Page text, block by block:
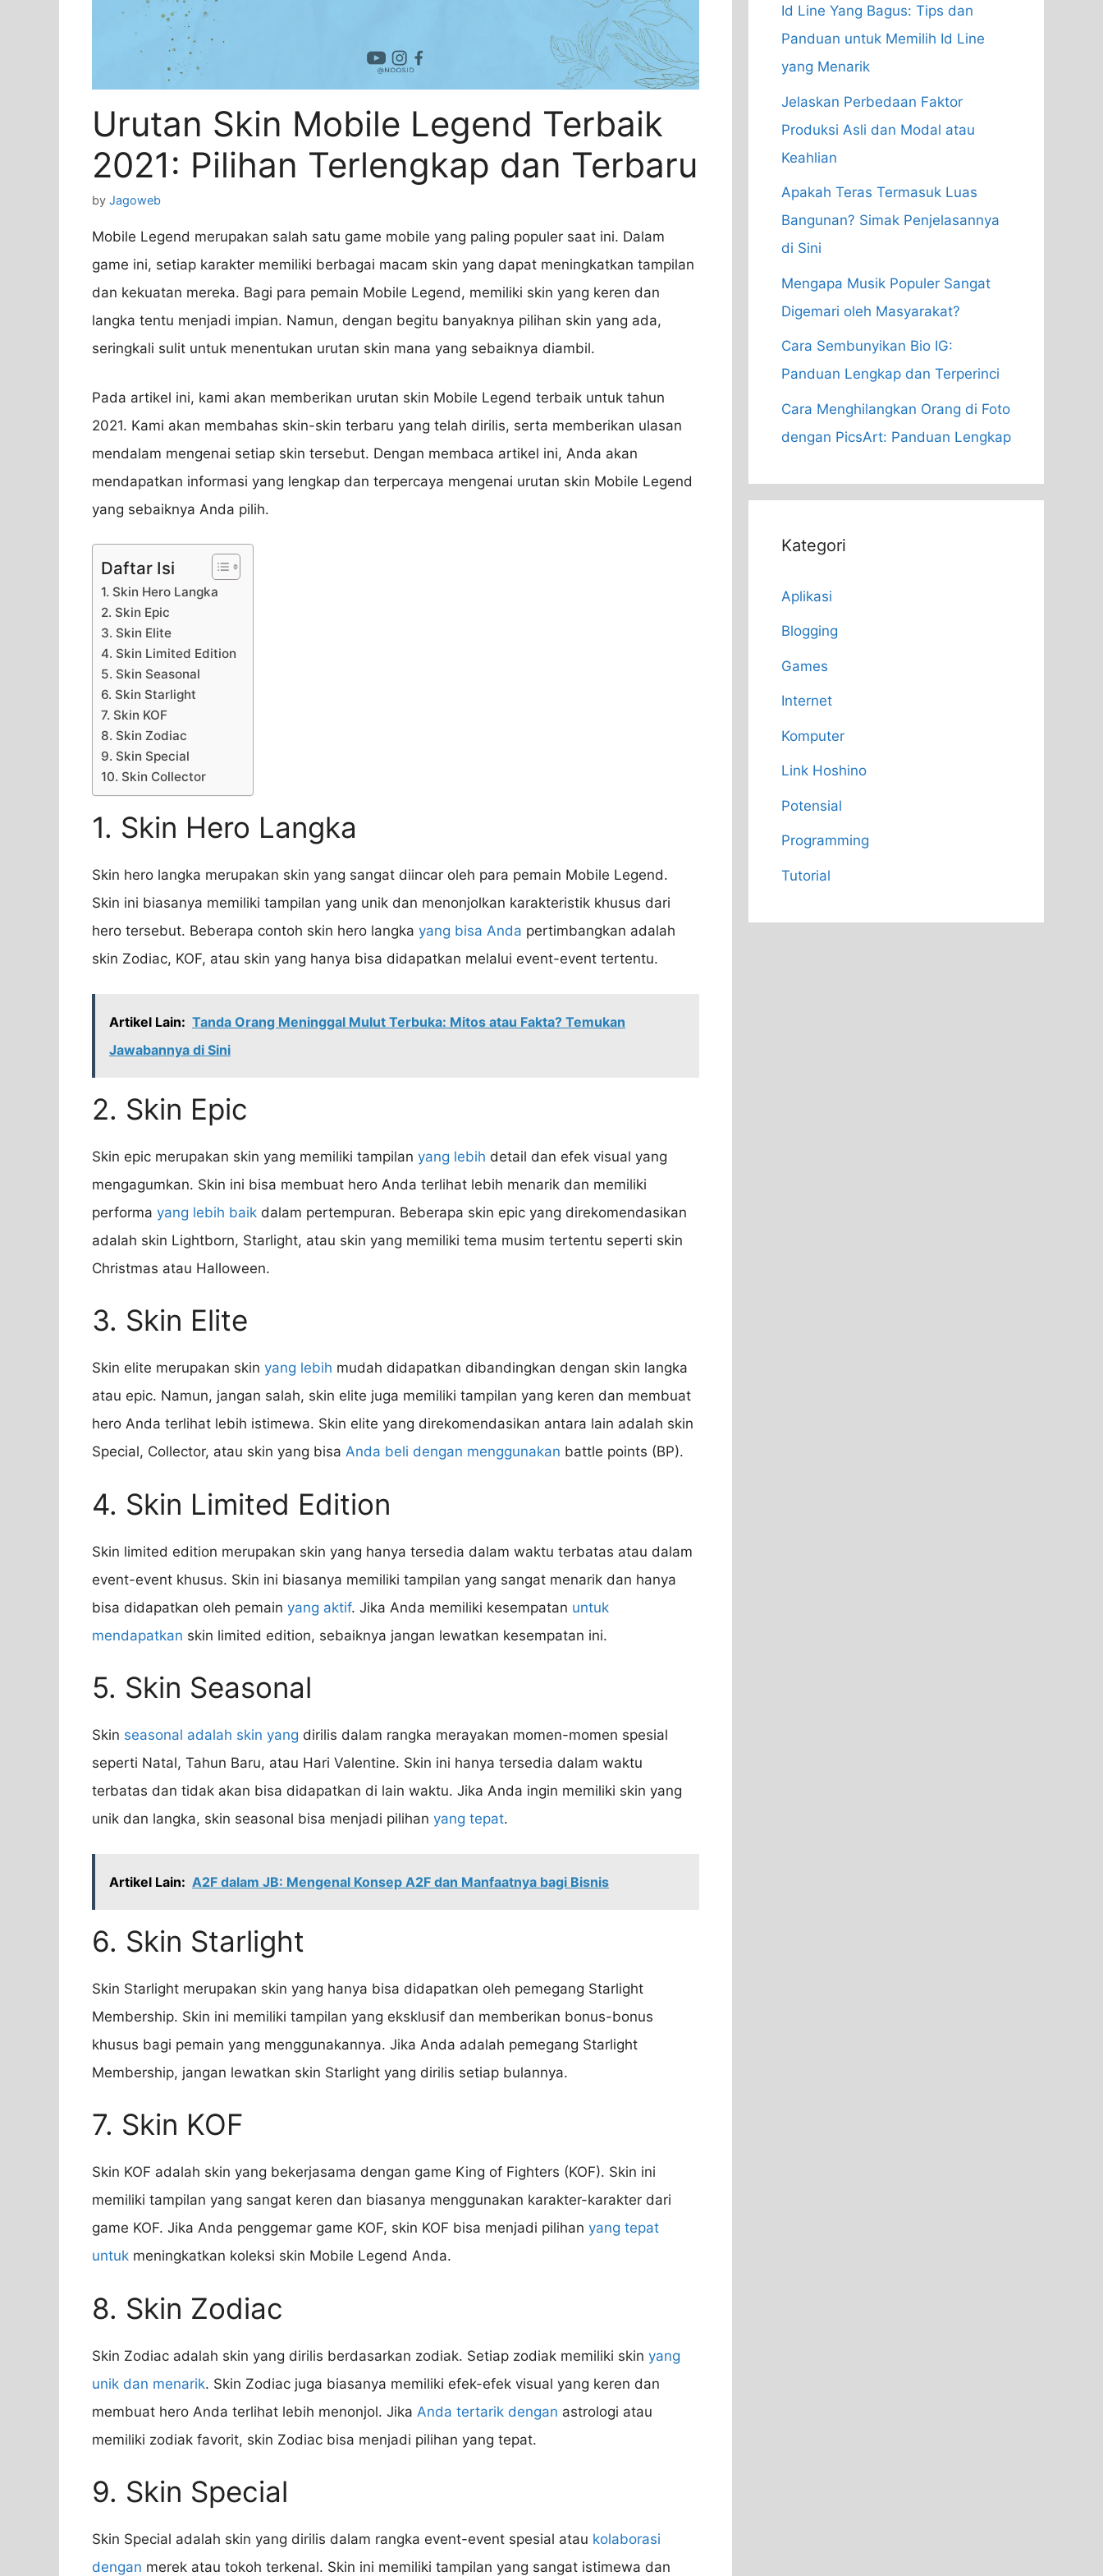
Urutan Skin Mobile Legend Terbaik
2021: Pilihan Terlengkap dan Terbaru
by Jagoweb
Mobile Legend merupakan salah satu game mobile yang paling populer saat ini. Dalam
game ini, setiap karakter memiliki berbagai macam skin yang dapat meningkatkan tampilan
dan kekuatan mereka. Bagi para pemain Mobile Legend, memiliki skin yang keren dan
langka tentu menjadi impian. Namun, dengan begitu banyaknya pilihan skin yang ada,
seringkali sulit untuk menentukan urutan skin mana yang sebaiknya diambil.
Pada artikel ini, kami akan memberikan urutan skin Mobile Legend terbaik untuk tahun
2021. Kami akan membahas skin-skin terbaru yang telah dirilis, serta memberikan ulasan
mendalam mengenai setiap skin tersebut. Dengan membaca artikel ini, Anda akan
mendapatkan informasi yang lengkap dan terpercaya mengenai urutan skin Mobile Legend
yang sebaiknya Anda pilih.
Daftar Isi
1. Skin Hero Langka
2. Skin Epic
3. Skin Elite
4. Skin Limited Edition
5. Skin Seasonal
6. Skin Starlight
7. Skin KOF
8. Skin Zodiac
9. Skin Special
10. Skin Collector
1. Skin Hero Langka
Skin hero langka merupakan skin yang sangat diincar oleh para pemain Mobile Legend.
Skin ini biasanya memiliki tampilan yang unik dan menonjolkan karakteristik khusus dari
hero tersebut. Beberapa contoh skin hero langka yang bisa Anda pertimbangkan adalah
skin Zodiac, KOF, atau skin yang hanya bisa didapatkan melalui event-event tertentu.
Artikel Lain: Tanda Orang Meninggal Mulut Terbuka: Mitos atau Fakta? Temukan
Jawabannya di Sini
2. Skin Epic
Skin epic merupakan skin yang memiliki tampilan yang lebih detail dan efek visual yang
mengagumkan. Skin ini bisa membuat hero Anda terlihat lebih menarik dan memiliki
performa yang lebih baik dalam pertempuran. Beberapa skin epic yang direkomendasikan
adalah skin Lightborn, Starlight, atau skin yang memiliki tema musim tertentu seperti skin
Christmas atau Halloween.
3. Skin Elite
Skin elite merupakan skin yang lebih mudah didapatkan dibandingkan dengan skin langka
atau epic. Namun, jangan salah, skin elite juga memiliki tampilan yang keren dan membuat
hero Anda terlihat lebih istimewa. Skin elite yang direkomendasikan antara lain adalah skin
Special, Collector, atau skin yang bisa Anda beli dengan menggunakan battle points (BP).
4. Skin Limited Edition
Skin limited edition merupakan skin yang hanya tersedia dalam waktu terbatas atau dalam
event-event khusus. Skin ini biasanya memiliki tampilan yang sangat menarik dan hanya
bisa didapatkan oleh pemain yang aktif. Jika Anda memiliki kesempatan untuk
mendapatkan skin limited edition, sebaiknya jangan lewatkan kesempatan ini.
5. Skin Seasonal
Skin seasonal adalah skin yang dirilis dalam rangka merayakan momen-momen spesial
seperti Natal, Tahun Baru, atau Hari Valentine. Skin ini hanya tersedia dalam waktu
terbatas dan tidak akan bisa didapatkan di lain waktu. Jika Anda ingin memiliki skin yang
unik dan langka, skin seasonal bisa menjadi pilihan yang tepat.
Artikel Lain: A2F dalam JB: Mengenal Konsep A2F dan Manfaatnya bagi Bisnis
6. Skin Starlight
Skin Starlight merupakan skin yang hanya bisa didapatkan oleh pemegang Starlight
Membership. Skin ini memiliki tampilan yang eksklusif dan memberikan bonus-bonus
khusus bagi pemain yang menggunakannya. Jika Anda adalah pemegang Starlight
Membership, jangan lewatkan skin Starlight yang dirilis setiap bulannya.
7. Skin KOF
Skin KOF adalah skin yang bekerjasama dengan game King of Fighters (KOF). Skin ini
memiliki tampilan yang sangat keren dan biasanya menggunakan karakter-karakter dari
game KOF. Jika Anda penggemar game KOF, skin KOF bisa menjadi pilihan yang tepat
untuk meningkatkan koleksi skin Mobile Legend Anda.
8. Skin Zodiac
Skin Zodiac adalah skin yang dirilis berdasarkan zodiak. Setiap zodiak memiliki skin yang
unik dan menarik. Skin Zodiac juga biasanya memiliki efek-efek visual yang keren dan
membuat hero Anda terlihat lebih menonjol. Jika Anda tertarik dengan astrologi atau
memiliki zodiak favorit, skin Zodiac bisa menjadi pilihan yang tepat.
9. Skin Special
Skin Special adalah skin yang dirilis dalam rangka event-event spesial atau kolaborasi
dengan merek atau tokoh terkenal. Skin ini memiliki tampilan yang sangat istimewa dan
Id Line Yang Bagus: Tips dan
Panduan untuk Memilih Id Line
yang Menarik
Jelaskan Perbedaan Faktor
Produksi Asli dan Modal atau
Keahlian
Apakah Teras Termasuk Luas
Bangunan? Simak Penjelasannya
di Sini
Mengapa Musik Populer Sangat
Digemari oleh Masyarakat?
Cara Sembunyikan Bio IG:
Panduan Lengkap dan Terperinci
Cara Menghilangkan Orang di Foto
dengan PicsArt: Panduan Lengkap
Kategori
Aplikasi
Blogging
Games
Internet
Komputer
Link Hoshino
Potensial
Programming
Tutorial